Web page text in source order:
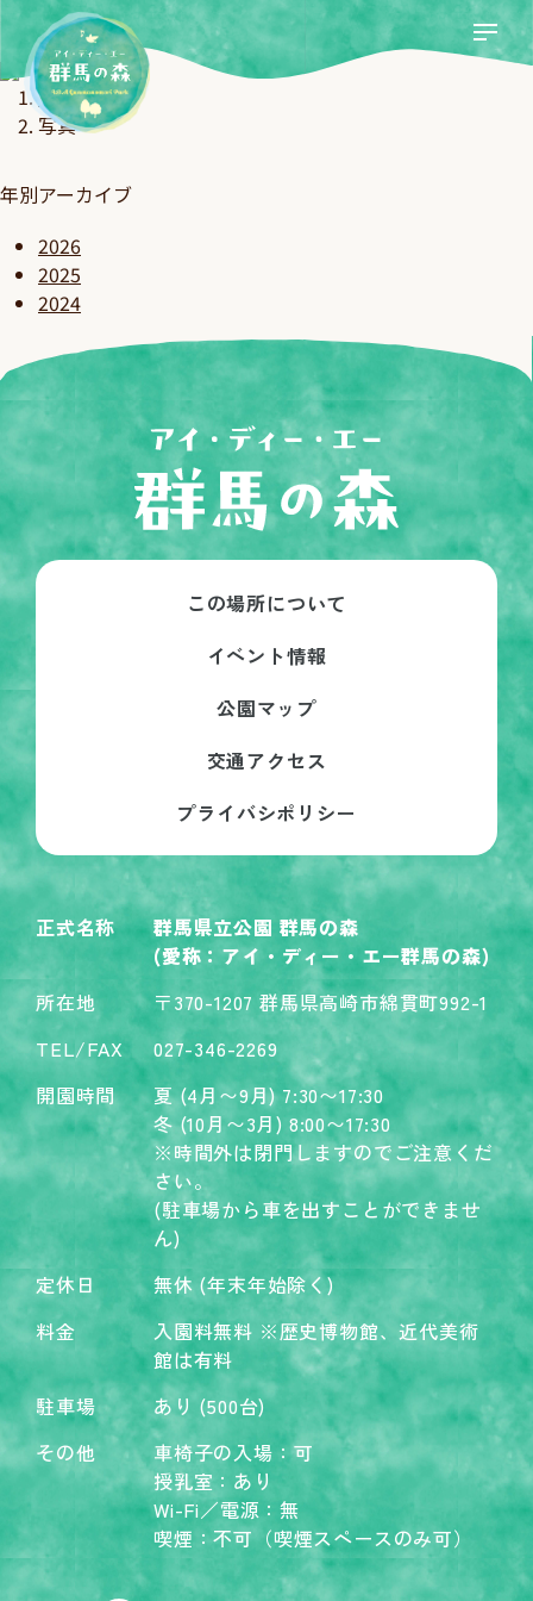
写真
ホーム
写真
年別アーカイブ
2026
2025
2024
この場所について
イベント情報
公園マップ
交通アクセス
プライバシポリシー
正式名称
群馬県立公園 群馬の森
(愛称：アイ・ディー・エー群馬の森)
所在地
〒370-1207 群馬県高崎市綿貫町992-1
TEL/FAX
027-346-2269
開園時間
夏 (4月〜9月) 7:30〜17:30
冬 (10月〜3月) 8:00〜17:30
※時間外は閉門しますのでご注意くだ
さい。
(駐車場から車を出すことができませ
ん)
定休日
無休 (年末年始除く)
料金
入園料無料 ※歴史博物館、近代美術
館は有料
駐車場
あり (500台)
その他
車椅子の入場：可
授乳室：あり
Wi-Fi／電源：無
喫煙：不可（喫煙スペースのみ可）